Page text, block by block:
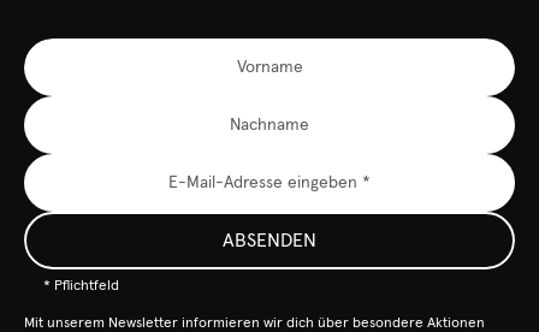
ABSENDEN
* Pflichtfeld
Mit unserem Newsletter informieren wir dich über besondere Aktionen